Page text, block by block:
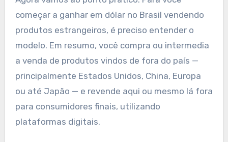
começar a ganhar em dólar no Brasil vendendo
produtos estrangeiros, é preciso entender o
modelo. Em resumo, você compra ou intermedia
a venda de produtos vindos de fora do país —
principalmente Estados Unidos, China, Europa
ou até Japão — e revende aqui ou mesmo lá fora
para consumidores finais, utilizando
plataformas digitais.